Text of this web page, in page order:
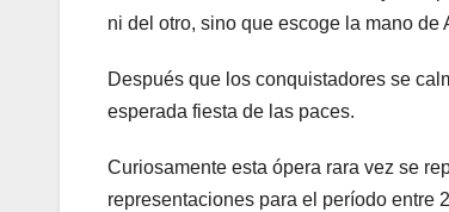
ni del otro, sino que escoge la mano de
Después que los conquistadores se
esperada fiesta de las paces.
Curiosamente esta ópera rara vez se
representaciones para el período entre